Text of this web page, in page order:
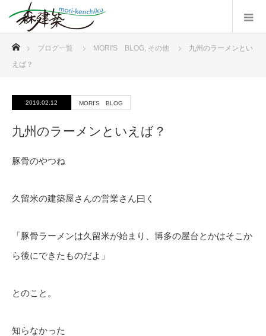
ブログ一覧 MORI'S BLOG, その他
九州のラーメンとい
えば？
2019.02.12 MORI'S BLOG
九州のラーメンといえば？
豚骨のやつね
久留米の建築屋さんの営業さん曰く
「豚骨ラーメンは久留米が始まり、博多の屋台とかはそこか
ら後にできたものだよ」
とのこと。
知らなかった